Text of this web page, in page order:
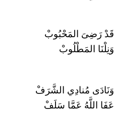
قَدْ رَضِىَ المَحْبُوبْ
وَنِلْنَا المَطْلُوبْ
وَنَادَى مُنادِي الشَّرَفْ
عَفَا اللَّهُ عَمَّا سَلَفْ